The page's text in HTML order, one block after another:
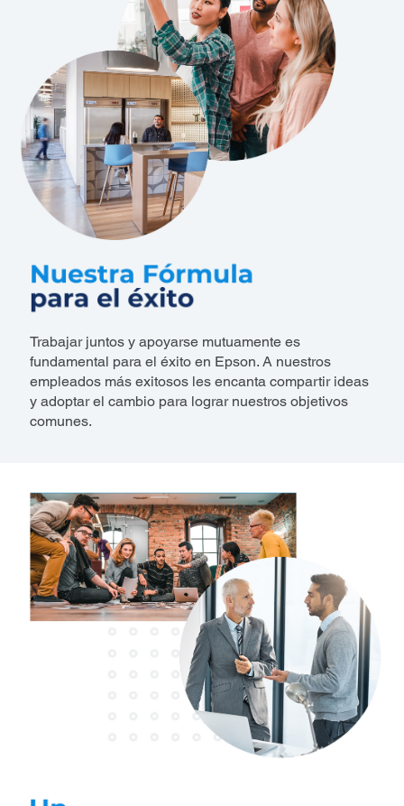
Trabajar juntos y apoyarse mutuamente es
fundamental para el éxito en Epson. A nuestros
empleados más exitosos les encanta compartir ideas
y adoptar el cambio para lograr nuestros objetivos
comunes.